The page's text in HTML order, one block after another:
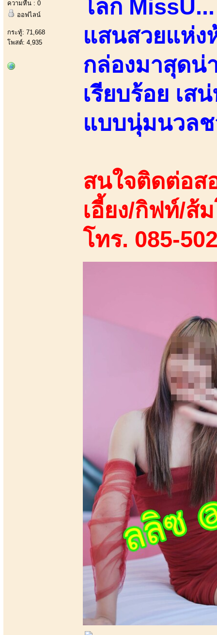
ความหื่น : 0
ออฟไลน์
กระทู้: 71,668
โพสต์: 4,935
โลก
แสนสวยแห่ง
กล่องมาสุดน่
เรียบร้อย เส
แบบนุ่มนวล
สนใจติดต่อส
เอี้ยง/กิฟท์/ส้
โทร. 085-